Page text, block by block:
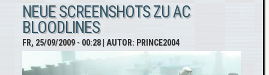
Release
Assassin's
NEUE SCREENSHOTS ZU AC
BLOODLINES
FR, 25/09/2009 - 00:28| AUTOR: PRINCE2004